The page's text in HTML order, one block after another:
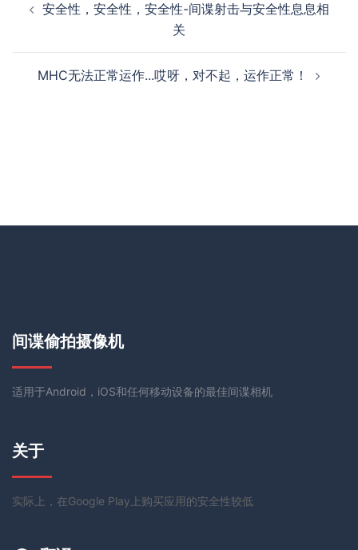
安全性，安全性，安全性-间谍射击与安全性息息相
关
MHC无法正常运作...哎呀，对不起，运作正常！
间谍偷拍摄像机
适用于Android，iOS和任何移动设备的最佳间谍相机
关于
实际上，在Google Play上购买应用的安全性较低